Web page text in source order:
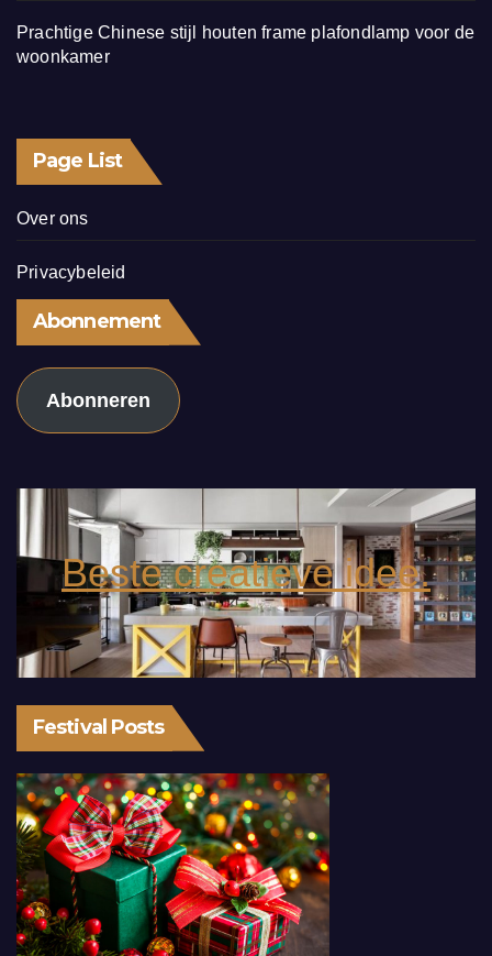
Prachtige Chinese stijl houten frame plafondlamp voor de
woonkamer
Page List
Over ons
Privacybeleid
Abonnement
Abonneren
Beste creatieve idee.
Festival Posts